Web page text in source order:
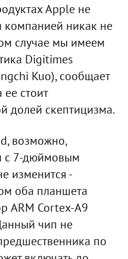
Apple не
компанией никак не
случае мы имеем
Digitimes
Kuo), сообщает
стоит
долей скептицизма.
возможно,
с 7-дюймовым
изменится -
оба планшета
ARM Cortex-A9
чип не
по